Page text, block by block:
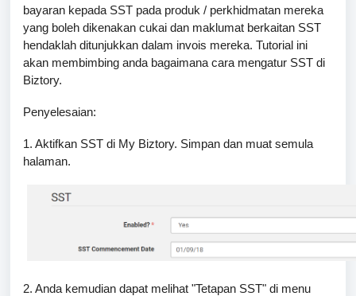
bayaran kepada SST pada produk / perkhidmatan mereka
yang boleh dikenakan cukai dan maklumat berkaitan SST
hendaklah ditunjukkan dalam invois mereka. Tutorial ini
akan membimbing anda bagaimana cara mengatur SST di
Biztory.
Penyelesaian:
1. Aktifkan SST di My Biztory. Simpan dan muat semula
halaman.
2. Anda kemudian dapat melihat "Tetapan SST" di menu